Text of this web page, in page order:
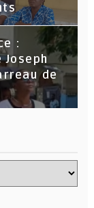
:
de